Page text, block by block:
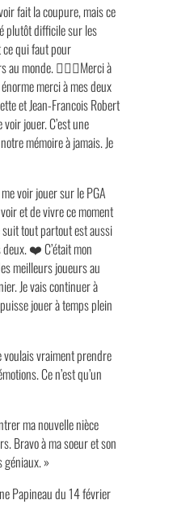
fait la coupure, mais ce
plutôt difficile sur les
ce qui faut pour
au monde. 🏌🏻‍♂️Merci à
merci à mes deux
et Jean-Francois Robert
jouer. C’est une
mémoire à jamais. Je
voir jouer sur le PGA
et de vivre ce moment
tout partout est aussi
❤️ C’était mon
meilleurs joueurs au
Je vais continuer à
jouer à temps plein
voulais vraiment prendre
Ce n’est qu’un
ma nouvelle nièce
Bravo à ma soeur et son
géniaux. »
Papineau du 14 février